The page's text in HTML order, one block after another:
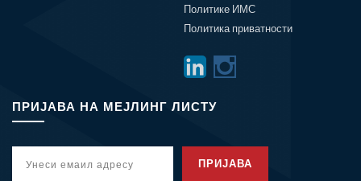
Политике ИМС
Политика приватности
ПРИЈАВА НА МЕЈЛИНГ ЛИСТУ
ПРИЈАВА